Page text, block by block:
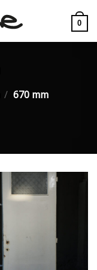
0
/ 670 mm